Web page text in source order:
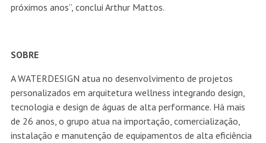
próximos anos”, conclui Arthur Mattos.
SOBRE
A WATERDESIGN atua no desenvolvimento de projetos
personalizados em arquitetura wellness integrando design,
tecnologia e design de águas de alta performance. Há mais
de 26 anos, o grupo atua na importação, comercialização,
instalação e manutenção de equipamentos de alta eficiência